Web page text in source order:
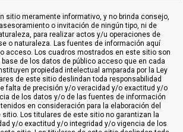
sitio meramente informativo, y no brinda consejo,
o invitación de ningún tipo, ni de
para realizar actos y/u operaciones de
o naturaleza. Las fuentes de información aquí
acceso. Los cuadros mostrados en este sitio son
de los datos de público acceso que en cada
propiedad intelectual amparada por la Ley
de este sitio deslindan toda responsabilidad
falta de precisión y/o veracidad y/o exactitud y/o
de los datos y/o de las fuentes de información
en consideración para la elaboración del
Los titulares de este sitio no garantizan la
y/o exactitud y/o integridad y/o vigencia de los